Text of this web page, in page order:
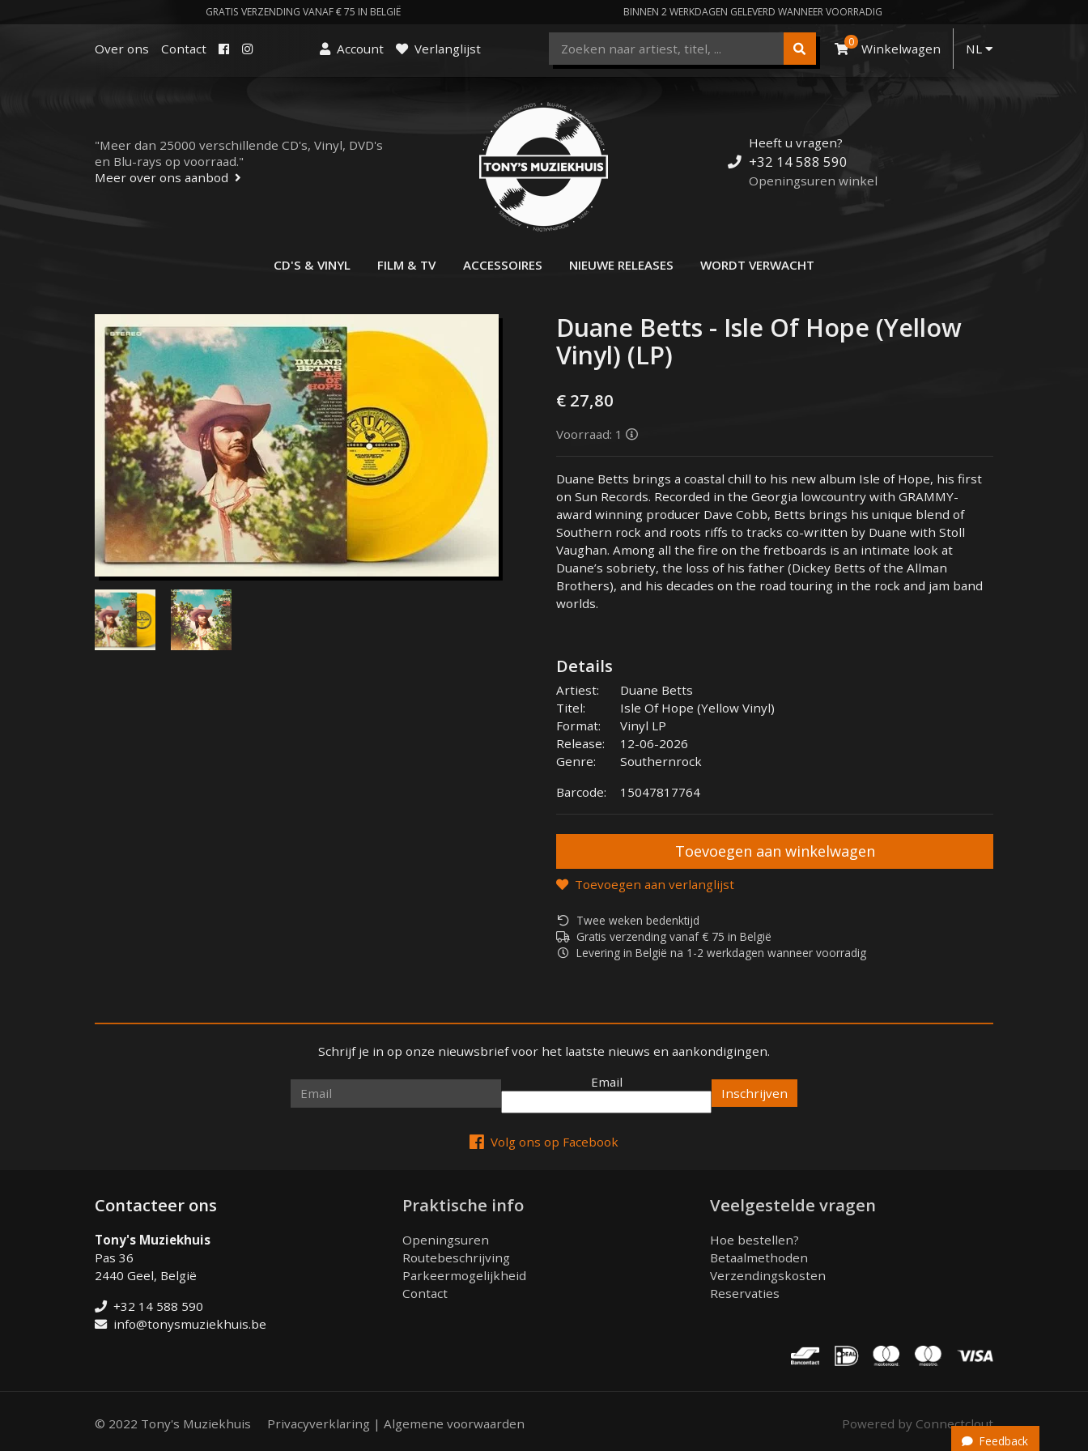
GRATIS VERZENDING VANAF € 75 IN BELGIË BINNEN 2 WERKDAGEN GELEVERD WANNEER VOORRADIG
Over ons Contact FacebookInstagram Account Verlanglijst 0 Winkelwagen NL
"Meer dan 25000 verschillende CD's, Vinyl, DVD's
en Blu-rays op voorraad."
Meer over ons aanbod
Heeft u vragen?
+32 14 588 590
Openingsuren winkel
CD'S & VINYL FILM & TV ACCESSOIRES NIEUWE RELEASES WORDT VERWACHT
Duane Betts - Isle Of Hope (Yellow
Vinyl) (LP)
€ 27,80
Voorraad: 1
Duane Betts brings a coastal chill to his new album Isle of Hope, his first
on Sun Records. Recorded in the Georgia lowcountry with GRAMMY-
award winning producer Dave Cobb, Betts brings his unique blend of
Southern rock and roots riffs to tracks co-written by Duane with Stoll
Vaughan. Among all the fire on the fretboards is an intimate look at
Duane’s sobriety, the loss of his father (Dickey Betts of the Allman
Brothers), and his decades on the road touring in the rock and jam band
worlds.
Details
Artiest:
Duane Betts
Titel:
Isle Of Hope (Yellow Vinyl)
Format:
Vinyl LP
Release:
12-06-2026
Genre:
Southernrock
Barcode:
15047817764
Toevoegen aan verlanglijst
Twee weken bedenktijd
Gratis verzending vanaf € 75 in België
Levering in België na 1-2 werkdagen wanneer voorradig
Schrijf je in op onze nieuwsbrief voor het laatste nieuws en aankondigingen.
Email
Email
Volg ons op Facebook
Contacteer ons
Tony's Muziekhuis
Pas 36
2440 Geel, België
+32 14 588 590
info@tonysmuziekhuis.be
Praktische info
Openingsuren
Routebeschrijving
Parkeermogelijkheid
Contact
Veelgestelde vragen
Hoe bestellen?
Betaalmethoden
Verzendingskosten
Reservaties
© 2022 Tony's Muziekhuis Privacyverklaring | Algemene voorwaarden Powered by Connectclout
Feedback